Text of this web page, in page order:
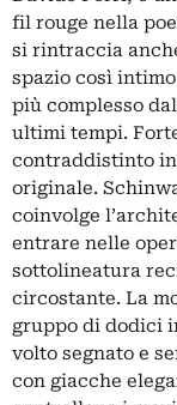
fil rouge nella
si rintraccia
spazio così
più complesso
ultimi tempi.
contraddistinto
originale.
coinvolge
entrare nelle
sottolineatura
circostante. La
gruppo di dodici
volto segnato e
con giacche